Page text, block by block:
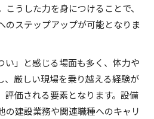
うした力を身につけることで、
のステップアップが可能となりま
い」と感じる場面も多く、体力や
、厳しい現場を乗り越える経験が
評価される要素となります。設備
の建設業務や関連職種へのキャリ